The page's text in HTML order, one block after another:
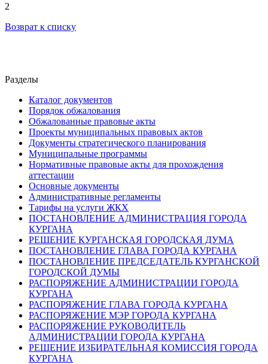
2
Возврат к списку
Разделы
Каталог документов
Порядок обжалования
Обжалованные правовые акты
Проекты муниципальных правовых актов
Документы стратегического планирования
Муниципальные программы
Нормативные правовые акты для прохождения
аттестации
Основные документы
Административные регламенты
Тарифы на услуги ЖКХ
ПОСТАНОВЛЕНИЕ АДМИНИСТРАЦИЯ ГОРОДА
КУРГАНА
РЕШЕНИЕ КУРГАНСКАЯ ГОРОДСКАЯ ДУМА
ПОСТАНОВЛЕНИЕ ГЛАВА ГОРОДА КУРГАНА
ПОСТАНОВЛЕНИЕ ПРЕДСЕДАТЕЛЬ КУРГАНСКОЙ
ГОРОДСКОЙ ДУМЫ
РАСПОРЯЖЕНИЕ АДМИНИСТРАЦИИ ГОРОДА
КУРГАНА
РАСПОРЯЖЕНИЕ ГЛАВА ГОРОДА КУРГАНА
РАСПОРЯЖЕНИЕ МЭР ГОРОДА КУРГАНА
РАСПОРЯЖЕНИЕ РУКОВОДИТЕЛЬ
АДМИНИСТРАЦИИ ГОРОДА КУРГАНА
РЕШЕНИЕ ИЗБИРАТЕЛЬНАЯ КОМИССИЯ ГОРОДА
КУРГАНА